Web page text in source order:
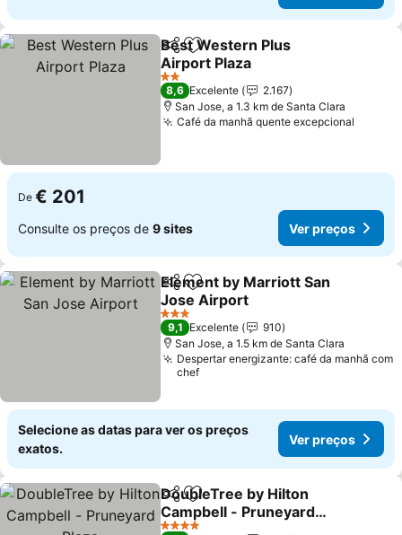
PartilharAdicionar aos favoritos
Best Western Plus
Airport Plaza
Ver preços
2 Estrelas
8,6 Excelente
2.167
San Jose, a 1.3 km de Santa Clara
Café da manhã quente excepcional
De € 201
Consulte os preços de 9 sites Ver preços
PartilharAdicionar aos favoritos
Element by Marriott San
Jose Airport
Ver preços
3 Estrelas
9,1 Excelente
910
San Jose, a 1.5 km de Santa Clara
Despertar energizante: café da manhã com
chef
Selecione as datas para ver os preços
exatos.
Ver preços
PartilharAdicionar aos favoritos
DoubleTree by Hilton
Campbell - Pruneyard
Plaza
Ver preços
4 Estrelas